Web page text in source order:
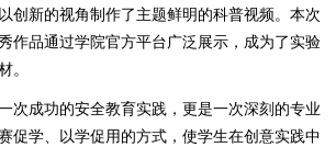
创新的视角制作了主题鲜明的科普视频。本次
作品通过学院官方平台广泛展示，成为了实验
。
次成功的安全教育实践，更是一次深刻的专业
促学、以学促用的方式，使学生在创意实践中